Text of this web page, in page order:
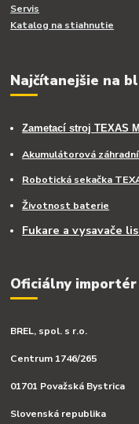
Servis
Katalog na stiahnutie
Najčítanejšie na
Zametací stroj TEXAS
Akumulátorová
Robotická sekačka
Životnost baterie
Fukare a vysavače
Oficiálny importér
BREL, spol. s r.o.
Centrum 1746/265
01701 Považská Bystrica
Slovenská republika